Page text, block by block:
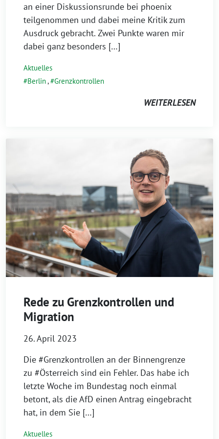
an einer Diskussionsrunde bei phoenix
teilgenommen und dabei meine Kritik zum
Ausdruck gebracht. Zwei Punkte waren mir
dabei ganz besonders […]
Aktuelles
Berlin, Grenzkontrollen
WEITERLESEN
Rede zu Grenzkontrollen und
Migration
26. April 2023
Die #Grenzkontrollen an der Binnengrenze
zu #Österreich sind ein Fehler. Das habe ich
letzte Woche im Bundestag noch einmal
betont, als die AfD einen Antrag eingebracht
hat, in dem Sie […]
Aktuelles